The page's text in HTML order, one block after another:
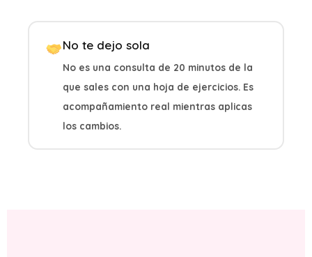
No te dejo sola
No es una consulta de 20 minutos de la
que sales con una hoja de ejercicios. Es
acompañamiento real mientras aplicas
los cambios.